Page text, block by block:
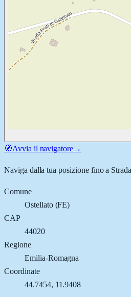
🧭Avvia il navigatore→
Naviga dalla tua posizione fino a
Comune
Ostellato(FE)
CAP
44020
Regione
Emilia-Romagna
Coordinate
44.7454, 11.9408